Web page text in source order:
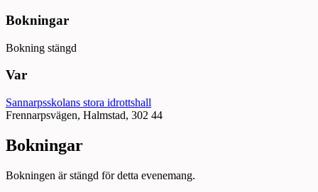
Bokningar
Bokning stängd
Var
Sannarpsskolans stora idrottshall
Frennarpsvägen, Halmstad, 302 44
Bokningar
Bokningen är stängd för detta evenemang.